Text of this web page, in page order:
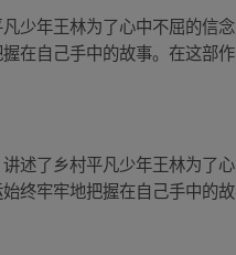
少年王林为了心中不屈的
在自己手中的故事。在这部
述了乡村平凡少年王林为
终牢牢地把握在自己手中的故